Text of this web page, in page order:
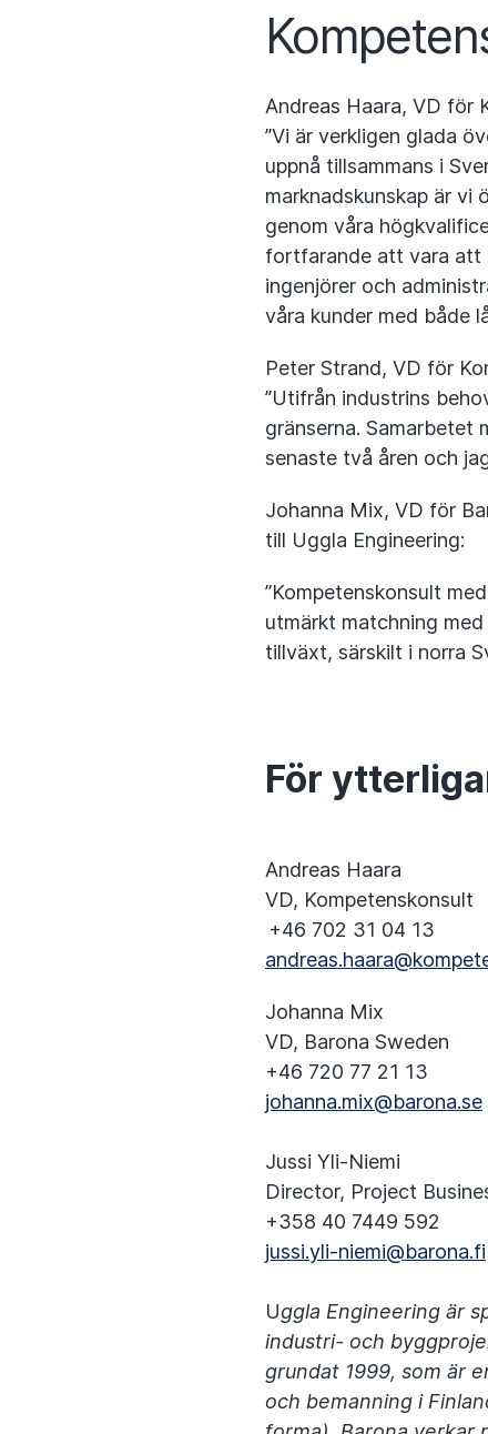
Andreas Haara, VD för
”Vi är verkligen glada
uppnå tillsammans i
marknadskunskap är vi
genom våra
fortfarande att vara att
ingenjörer och
våra kunder med både
Peter Strand, VD för
”Utifrån industrins
gränserna. Samarbetet
senaste två åren och
Johanna Mix, VD för
till Uggla Engineering:
”Kompetenskonsult
utmärkt matchning
tillväxt, särskilt i norra
För
Andreas Haara
VD, Kompetenskonsult
+46 702 31 04 13
Johanna Mix
VD, Barona Sweden
+46 720 77 21 13
johanna.mix@barona.se
Jussi Yli-Niemi
Director, Project
+358 40 7449 592
jussi.yli-niemi@barona.fi
Uggla Engineering är
industri- och
grundat 1999, som är
och bemanning i